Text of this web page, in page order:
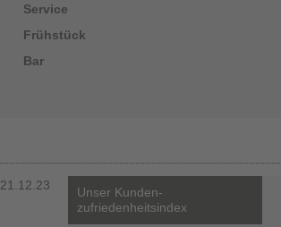
Service
Frühstück
Bar
21.12.23
Unser Kunden-
zufriedenheitsindex